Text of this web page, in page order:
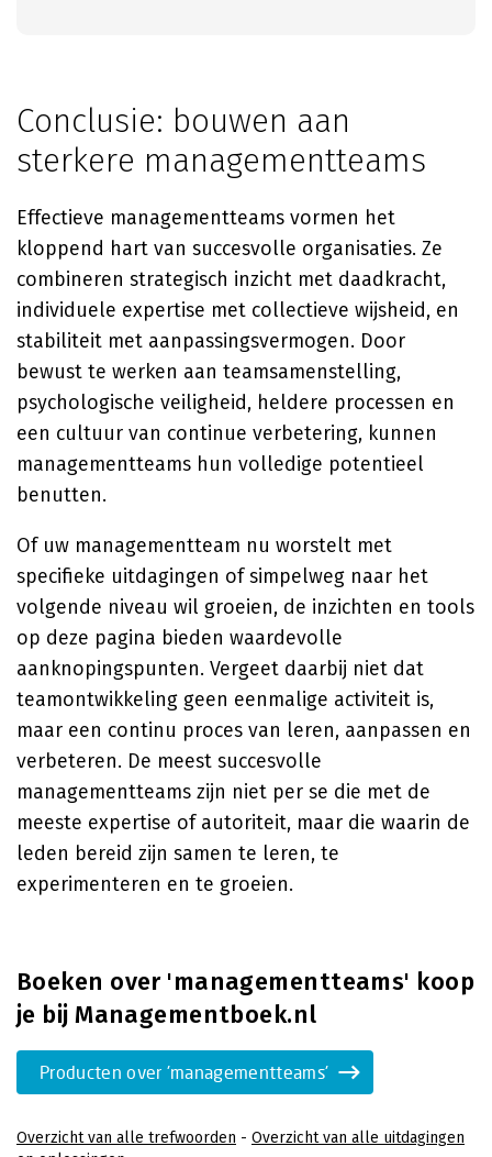
Conclusie: bouwen aan
sterkere managementteams
Effectieve managementteams vormen het
kloppend hart van succesvolle organisaties. Ze
combineren strategisch inzicht met daadkracht,
individuele expertise met collectieve wijsheid, en
stabiliteit met aanpassingsvermogen. Door
bewust te werken aan teamsamenstelling,
psychologische veiligheid, heldere processen en
een cultuur van continue verbetering, kunnen
managementteams hun volledige potentieel
benutten.
Of uw managementteam nu worstelt met
specifieke uitdagingen of simpelweg naar het
volgende niveau wil groeien, de inzichten en tools
op deze pagina bieden waardevolle
aanknopingspunten. Vergeet daarbij niet dat
teamontwikkeling geen eenmalige activiteit is,
maar een continu proces van leren, aanpassen en
verbeteren. De meest succesvolle
managementteams zijn niet per se die met de
meeste expertise of autoriteit, maar die waarin de
leden bereid zijn samen te leren, te
experimenteren en te groeien.
Boeken over 'managementteams' koop
je bij Managementboek.nl
Producten over 'managementteams'
Overzicht van alle trefwoorden - Overzicht van alle uitdagingen